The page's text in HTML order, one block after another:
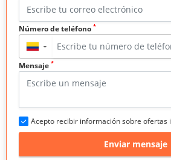
Número de teléfono *
▼
Mensaje *
Acepto recibir información sobre ofertas
Enviar mensaje